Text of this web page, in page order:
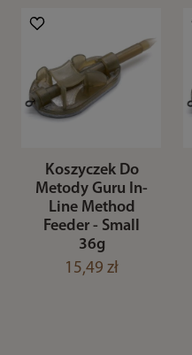
Koszyczek Do
Metody Guru In-
Line Method
Feeder - Small
36g
15,49 zł